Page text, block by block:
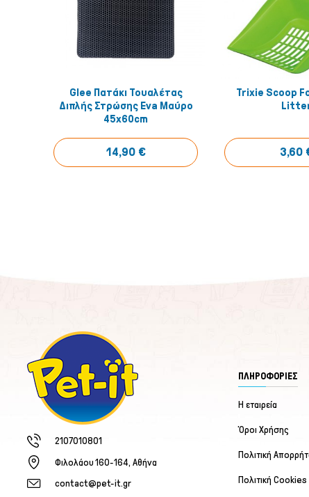
Αγόρασέ το!
Glee Πατάκι Τουαλέτας
Διπλής Στρώσης Eva Μαύρο
45x60cm
14,90 €
Trixie Scoop
3,60
2107010801
Φιλολάου 160-164, Αθήνα
contact@pet-it.gr
ΠΛΗΡΟΦΟΡΙΕΣ
Η εταιρεία
Όροι Χρήσης
Πολιτική
Πολιτική Cookies